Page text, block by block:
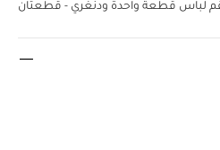
لباس قطعة واحدة ودنغري - قطعتان